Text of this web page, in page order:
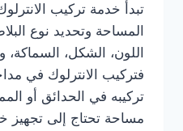
تبدأ خدمة تركيب
المساحة وتحديد نوع
اللون، الشكل، السماكة،
فتركيب الانترلوك في
تركيبه في الحدائق أو
مساحة تحتاج إلى تجهيز